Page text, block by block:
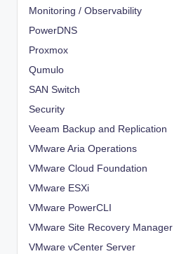
Monitoring / Observability
PowerDNS
Proxmox
Qumulo
SAN Switch
Security
Veeam Backup and Replication
VMware Aria Operations
VMware Cloud Foundation
VMware ESXi
VMware PowerCLI
VMware Site Recovery Manager
VMware vCenter Server